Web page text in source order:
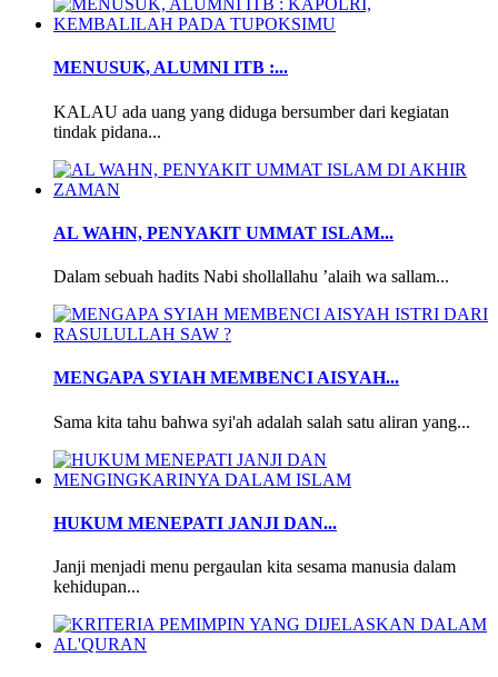
MENUSUK, ALUMNI ITB :...
KALAU ada uang yang diduga bersumber dari kegiatan
tindak pidana...
AL WAHN, PENYAKIT UMMAT ISLAM...
Dalam sebuah hadits Nabi shollallahu ’alaih wa sallam...
MENGAPA SYIAH MEMBENCI AISYAH...
Sama kita tahu bahwa syi'ah adalah salah satu aliran yang...
HUKUM MENEPATI JANJI DAN...
Janji menjadi menu pergaulan kita sesama manusia dalam
kehidupan...